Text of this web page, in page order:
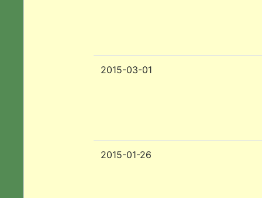
2015-03-01
2015-01-26